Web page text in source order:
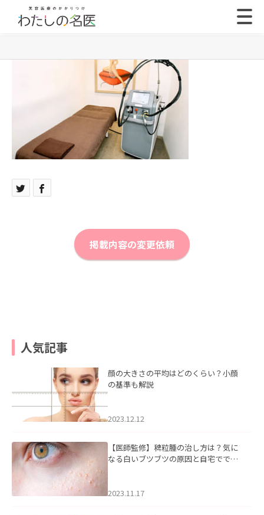
掲載内容の変更依頼
人気記事
顔の大きさの平均はどのくらい？小顔
の基準も解説
2023.12.12
【医師監修】稗粒腫の治し方は？気に
なる白いブツブツの原因と自宅ででき
2023.11.17